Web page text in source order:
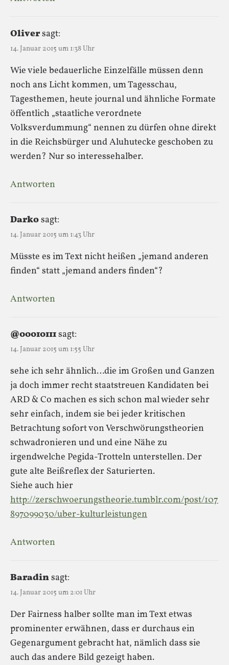
Oliversagt:
14. Januar 2015 um 1:38 Uhr
Wie viele bedauerliche Einzelfälle müssen denn
noch ans Licht kommen, um Tagesschau,
Tagesthemen, heute journal und ähnliche Formate
öffentlich „staatliche verordnete
Volksverdummung“ nennen zu dürfen ohne direkt
in die Reichsbürger und Aluhutecke geschoben zu
werden? Nur so interessehalber.
Antworten
Darkosagt:
14. Januar 2015 um 1:43 Uhr
Müsste es im Text nicht heißen „jemand anderen
finden“ statt „jemand anders finden“?
Antworten
@00010111sagt:
14. Januar 2015 um 1:55 Uhr
sehe ich sehr ähnlich…die im Großen und Ganzen
ja doch immer recht staatstreuen Kandidaten bei
ARD & Co machen es sich schon mal wieder sehr
sehr einfach, indem sie bei jeder kritischen
Betrachtung sofort von Verschwörungstheorien
schwadronieren und und eine Nähe zu
irgendwelche Pegida-Trotteln unterstellen. Der
gute alte Beißreflex der Saturierten.
Siehe auch hier
http://zerschwoerungstheorie.tumblr.com/post/107
897099030/uber-kulturleistungen
Antworten
Baradinsagt:
14. Januar 2015 um 2:01 Uhr
Der Fairness halber sollte man im Text etwas
prominenter erwähnen, dass er durchaus ein
Gegenargument gebracht hat, nämlich dass sie
auch das andere Bild gezeigt haben.